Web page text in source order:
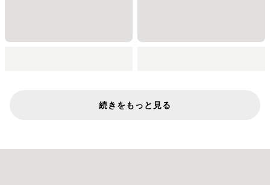
続きをもっと見る